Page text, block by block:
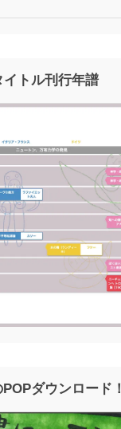
イトル刊行年譜
ダウンロード！